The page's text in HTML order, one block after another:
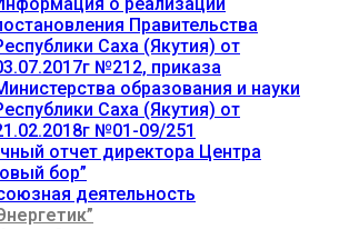
Правительства
Саха (Якутия) от
№212, приказа
образования и науки
Саха (Якутия) от
№01-09/251
отчет директора Центра
бор”
деятельность